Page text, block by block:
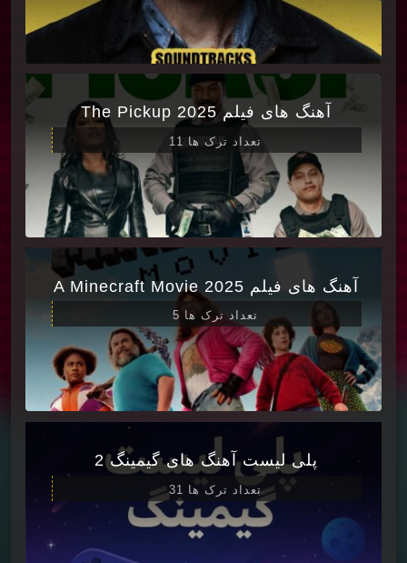
آهنگ های فیلم The Pickup 2025
تعداد ترک ها 11
آهنگ های فیلم A Minecraft Movie 2025
تعداد ترک ها 5
پلی لیست آهنگ های گیمینگ 2
تعداد ترک ها 31